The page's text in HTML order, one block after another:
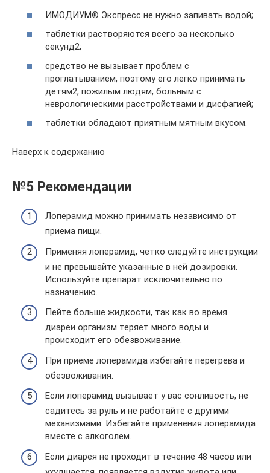
ИМОДИУМ® Экспресс не нужно запивать водой;
таблетки растворяются всего за несколько
секунд2;
средство не вызывает проблем с
проглатыванием, поэтому его легко принимать
детям2, пожилым людям, больным с
неврологическими расстройствами и дисфагией;
таблетки обладают приятным мятным вкусом.
Наверх к содержанию
№5 Рекомендации
Лоперамид можно принимать независимо от
приема пищи.
Применяя лоперамид, четко следуйте инструкции
и не превышайте указанные в ней дозировки.
Используйте препарат исключительно по
назначению.
Пейте больше жидкости, так как во время
диареи организм теряет много воды и
происходит его обезвоживание.
При приеме лоперамида избегайте перегрева и
обезвоживания.
Если лоперамид вызывает у вас сонливость, не
садитесь за руль и не работайте с другими
механизмами. Избегайте применения лоперамида
вместе с алкоголем.
Если диарея не проходит в течение 48 часов или